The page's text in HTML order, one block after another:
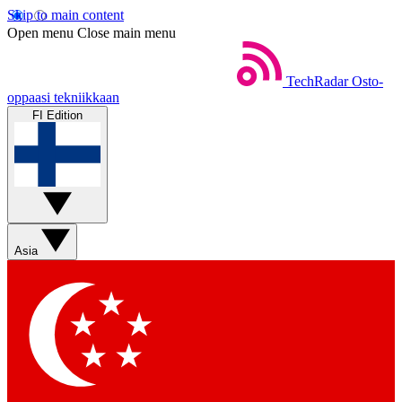
Skip to main content
Open menu Close main menu
TechRadar Osto-
oppaasi tekniikkaan
FI Edition
Asia